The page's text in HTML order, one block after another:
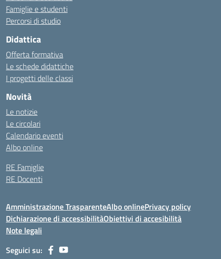
Famiglie e studenti
Percorsi di studio
Didattica
Offerta formativa
Le schede didattiche
I progetti delle classi
Novità
Le notizie
Le circolari
Calendario eventi
Albo online
RE Famiglie
RE Docenti
Amministrazione TrasparenteAlbo onlinePrivacy policy
Dichiarazione di accessibilitàObiettivi di accesibilità
Note legali
Seguici su: